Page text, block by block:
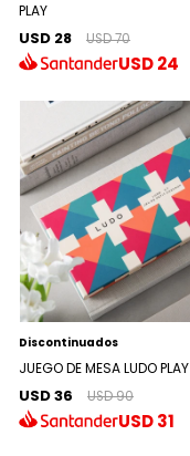
PLAY
USD 28 USD 70
USD24
Discontinuados
JUEGO DE MESA LUDO PLAY
USD 36 USD 90
USD31